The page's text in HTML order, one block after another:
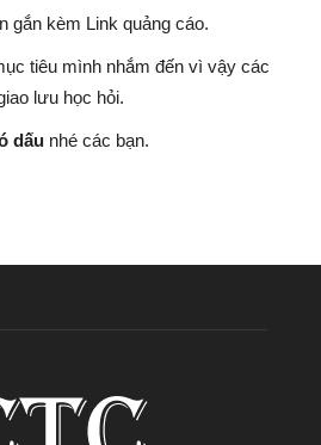
gắn kèm Link quảng cáo.
tiêu mình nhắm đến vì vậy các
lưu học hỏi.
dấu nhé các bạn.